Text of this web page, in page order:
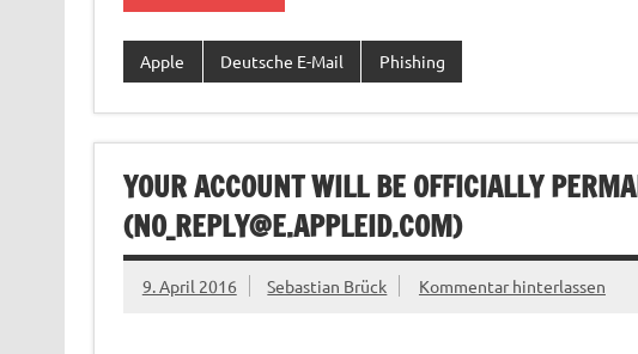
Apple Deutsche E-Mail Phishing
YOUR ACCOUNT WILL BE OFFICIALLY
(NO_REPLY@E.APPLEID.COM)
9. April 2016 Sebastian Brück Kommentar hinterlassen